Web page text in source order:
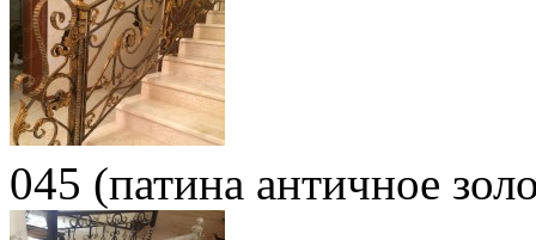
045 (патина античное